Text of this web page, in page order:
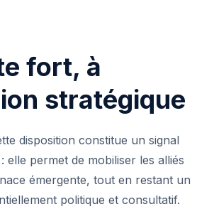
fort, à
stratégique
disposition constitue un signal
elle permet de mobiliser les alliés
émergente, tout en restant un
politique et consultatif.